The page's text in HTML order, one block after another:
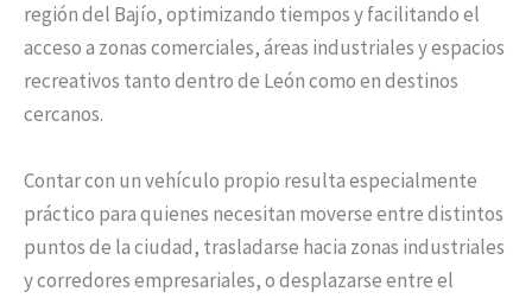
región del Bajío, optimizando tiempos y facilitando el
acceso a zonas comerciales, áreas industriales y espacios
recreativos tanto dentro de León como en destinos
cercanos.
Contar con un vehículo propio resulta especialmente
práctico para quienes necesitan moverse entre distintos
puntos de la ciudad, trasladarse hacia zonas industriales
y corredores empresariales, o desplazarse entre el